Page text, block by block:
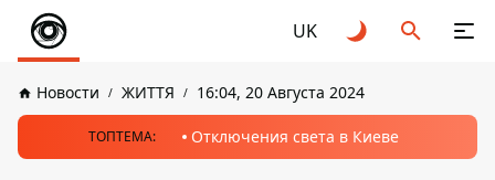
UK
Новости ЖИТТЯ 16:04, 20 Августа 2024
ТОПТЕМА: Отключения света в Киеве